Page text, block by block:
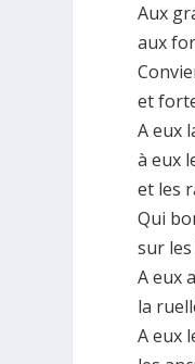
Aux
aux
et
A eux
à eux
et les
Qui
sur
A eux
la
A eux